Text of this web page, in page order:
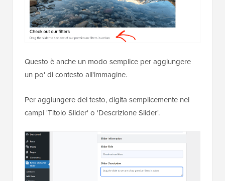
Questo è anche un modo semplice per aggiungere
un po' di contesto all'immagine.
Per aggiungere del testo, digita semplicemente nei
campi 'Titolo Slider' o 'Descrizione Slider'.